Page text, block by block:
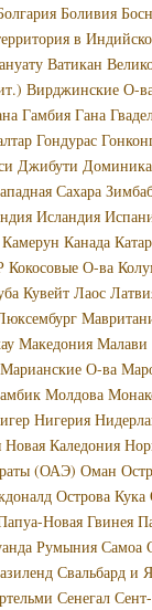
Боливия
в
Ватикан
Вирджинские О-
Гамбия Гана
Гондурас
Джибути Доминика
Сахара
Исландия
Камерун Канада Катар
Кокосовые О-ва
Кувейт Лаос
Македония Малави
Марианские О-ва
Молдова
Нигерия
Новая Каледония
(ОАЭ) Оман
Острова Кука
Новая Гвинея
Румыния Самоа
Свальбард и
Сенегал